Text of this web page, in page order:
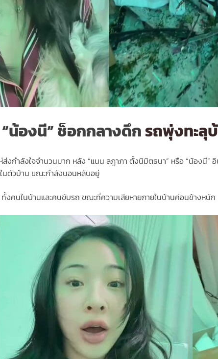
“น้องนี” ช็อกกลางดึกรถพุ่งทะลุ
ส่งกำลังใจจำนวนมาก หลัง “แนน ลฎาภา ตั้งนิมิตธนา” หรือ “น้องนี
นตัวบ้าน ขณะกำลังนอนหลับอยู่
งคนในบ้านและคนขับรถ ขณะที่ความเสียหายภายในบ้านค่อนข้างหนัก